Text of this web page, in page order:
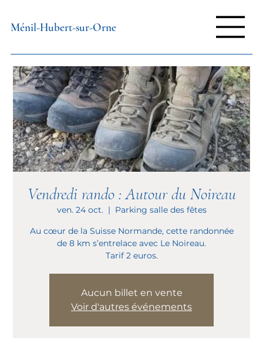
Ménil-Hubert-sur-Orne
Vendredi rando : Autour du Noireau
ven. 24 oct.
  |
Parking salle des fêtes
Au cœur de la Suisse Normande, cette randonnée
de 8 km s’entrelace avec Le Noireau.
Tarif 2 euros.
Aucun billet en vente
Voir d'autres événements